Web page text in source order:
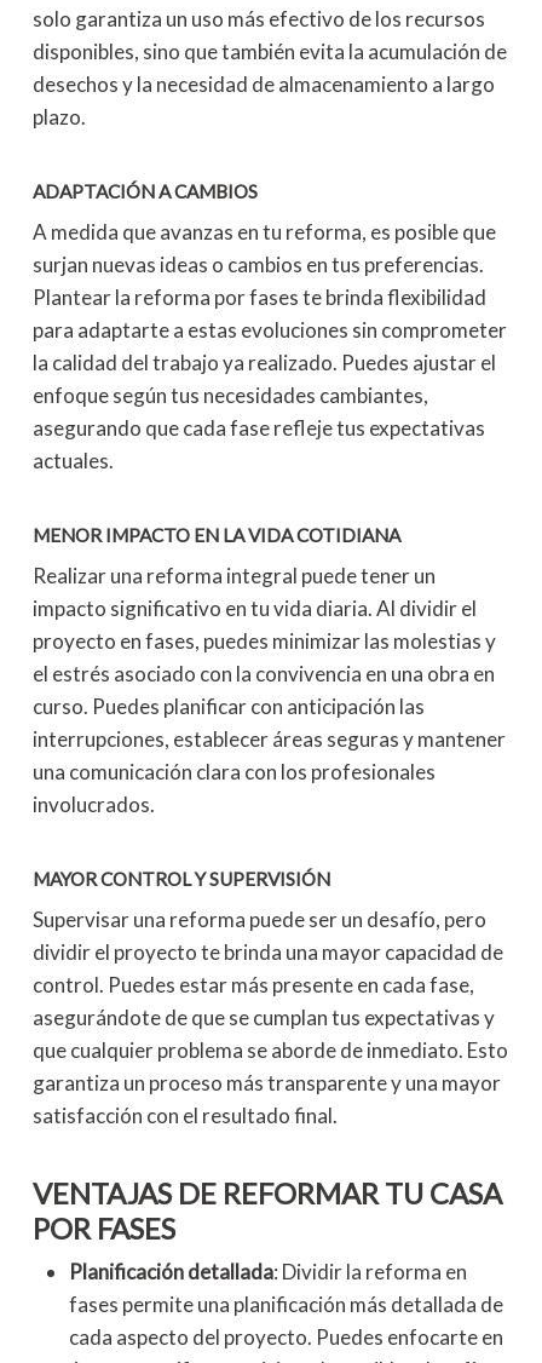
solo garantiza un uso más efectivo de los recursos
disponibles, sino que también evita la acumulación de
desechos y la necesidad de almacenamiento a largo
plazo.
ADAPTACIÓN A CAMBIOS
A medida que avanzas en tu reforma, es posible que
surjan nuevas ideas o cambios en tus preferencias.
Plantear la reforma por fases te brinda flexibilidad
para adaptarte a estas evoluciones sin comprometer
la calidad del trabajo ya realizado. Puedes ajustar el
enfoque según tus necesidades cambiantes,
asegurando que cada fase refleje tus expectativas
actuales.
MENOR IMPACTO EN LA VIDA COTIDIANA
Realizar una reforma integral puede tener un
impacto significativo en tu vida diaria. Al dividir el
proyecto en fases, puedes minimizar las molestias y
el estrés asociado con la convivencia en una obra en
curso. Puedes planificar con anticipación las
interrupciones, establecer áreas seguras y mantener
una comunicación clara con los profesionales
involucrados.
MAYOR CONTROL Y SUPERVISIÓN
Supervisar una reforma puede ser un desafío, pero
dividir el proyecto te brinda una mayor capacidad de
control. Puedes estar más presente en cada fase,
asegurándote de que se cumplan tus expectativas y
que cualquier problema se aborde de inmediato. Esto
garantiza un proceso más transparente y una mayor
satisfacción con el resultado final.
VENTAJAS DE REFORMAR TU CASA
POR FASES
Planificación detallada: Dividir la reforma en
fases permite una planificación más detallada de
cada aspecto del proyecto. Puedes enfocarte en